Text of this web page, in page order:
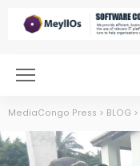
MediaCongo Press > BLOG >